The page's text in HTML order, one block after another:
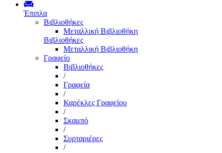
Έπιπλα
Βιβλιοθήκες
Μεταλλική Βιβλιοθήκη
Βιβλιοθήκες
Μεταλλική Βιβλιοθήκη
Γραφείο
Βιβλιοθήκες
/
Γραφεία
/
Καρέκλες Γραφείου
/
Σκαμπό
/
Συρταριέρες
/